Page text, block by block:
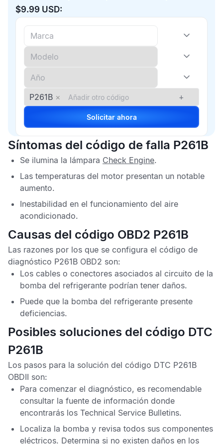
$9.99 USD:
P261B × +
Solicitar ahora
Síntomas del código de falla P261B
Se ilumina la lámpara Check Engine.
Las temperaturas del motor presentan un notable
aumento.
Inestabilidad en el funcionamiento del aire
acondicionado.
Causas del código OBD2 P261B
Las razones por los que se configura el código de
diagnóstico P261B OBD2 son:
Los cables o conectores asociados al circuito de la
bomba del refrigerante podrían tener daños.
Puede que la bomba del refrigerante presente
deficiencias.
Posibles soluciones del código DTC
P261B
Los pasos para la solución del código DTC P261B
OBDII son:
Para comenzar el diagnóstico, es recomendable
consultar la fuente de información donde
encontrarás los Technical Service Bulletins.
Localiza la bomba y revisa todos sus componentes
eléctricos. Determina si no existen daños en los